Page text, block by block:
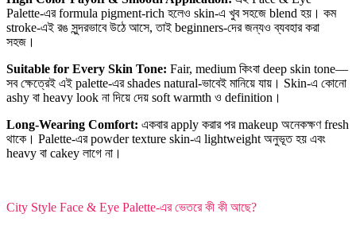
Palette-এর formula pigment-rich হলেও skin-এ খুব সহজে blend হয়। কম
stroke-এই রঙ সুন্দরভাবে উঠে আসে, তাই beginners-দের জন্যও ব্যবহার করা
সহজ।
Suitable for Every Skin Tone: Fair, medium কিংবা deep skin tone—
সব ক্ষেত্রেই এই palette-এর shades natural-ভাবেই মানিয়ে যায়। Skin-এ কোনো
ashy বা heavy look না দিয়ে দেয় soft warmth ও definition।
Long-Wearing Comfort: একবার apply করার পর makeup অনেকক্ষণ fresh
থাকে। Palette-এর powder texture skin-এ lightweight অনুভূত হয় এবং
heavy বা cakey লাগে না।
City Style Face & Eye Palette-এর ভেতরে কী কী আছে?